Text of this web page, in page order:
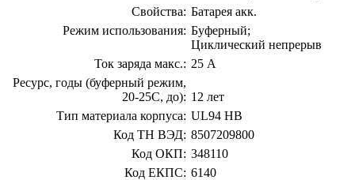
Свойства: Батарея акк.
Режим использования: Буферный;
Циклический непрерыв
Ток заряда макс.: 25 А
Ресурс, годы (буферный режим,
20-25С, до): 12 лет
Тип материала корпуса: UL94 HB
Код ТН ВЭД: 8507209800
Код ОКП: 348110
Код ЕКПС: 6140